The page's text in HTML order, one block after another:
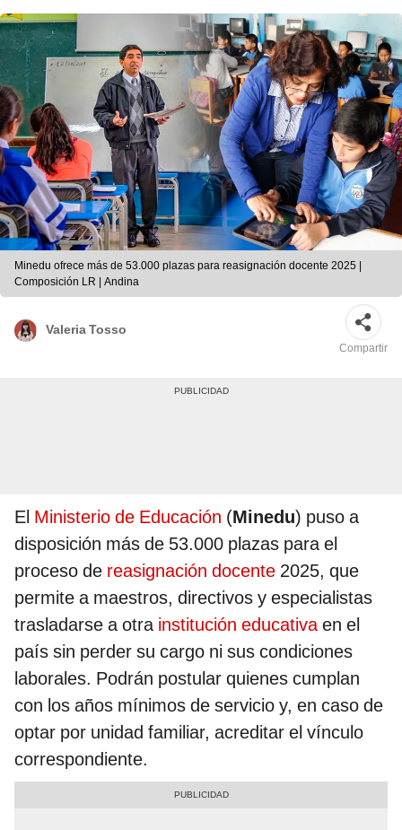
Minedu ofrece más de 53.000 plazas para reasignación docente 2025 |
Composición LR | Andina
Valeria Tosso
Compartir
El Ministerio de Educación (Minedu) puso a
disposición más de 53.000 plazas para el
proceso de reasignación docente 2025, que
permite a maestros, directivos y especialistas
trasladarse a otra institución educativaen el
país sin perder su cargo ni sus condiciones
laborales. Podrán postular quienes cumplan
con los años mínimos de servicio y, en caso de
optar por unidad familiar, acreditar el vínculo
correspondiente.